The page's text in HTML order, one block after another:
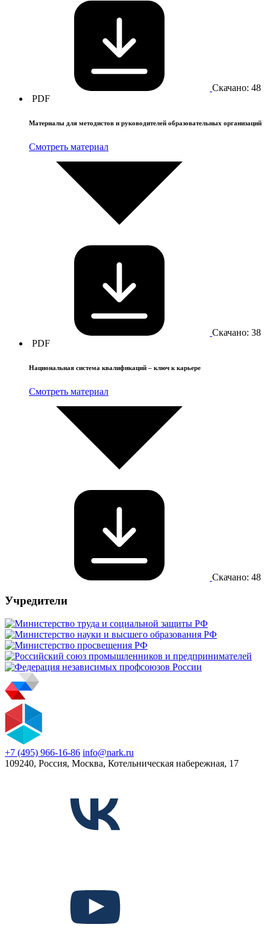
Скачано: 48
PDF
Материалы для методистов и руководителей образовательных организаций
Смотреть материал
Скачано: 38
PDF
Национальная система квалификаций – ключ к карьере
Смотреть материал
Скачано: 48
Учредители
+7 (495) 966-16-86 info@nark.ru
109240, Россия, Москва, Котельническая набережная, 17